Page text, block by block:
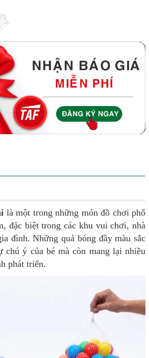
là một trong những món đồ chơi phổ
đặc biệt trong các khu vui chơi, nhà
đình. Những quả bóng đầy màu sắc
chú ý của bé mà còn mang lại nhiều
phát triển.